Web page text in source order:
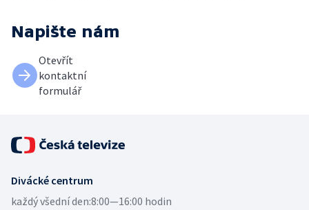
Napište nám
Otevřít
kontaktní
formulář
Divácké centrum
každý všední den:8:00—16:00 hodin